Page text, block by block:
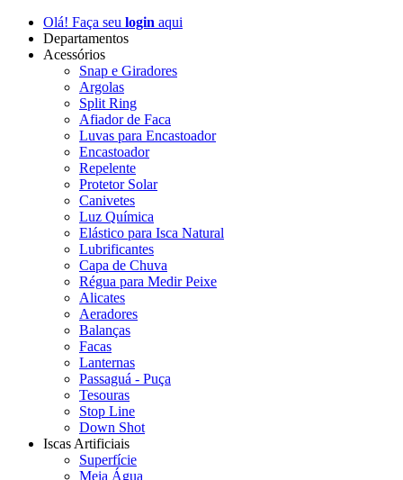
Olá! Faça seu login aqui
Departamentos
Acessórios
Snap e Giradores
Argolas
Split Ring
Afiador de Faca
Luvas para Encastoador
Encastoador
Repelente
Protetor Solar
Canivetes
Luz Química
Elástico para Isca Natural
Lubrificantes
Capa de Chuva
Régua para Medir Peixe
Alicates
Aeradores
Balanças
Facas
Lanternas
Passaguá - Puça
Tesouras
Stop Line
Down Shot
Iscas Artificiais
Superfície
Meia Água